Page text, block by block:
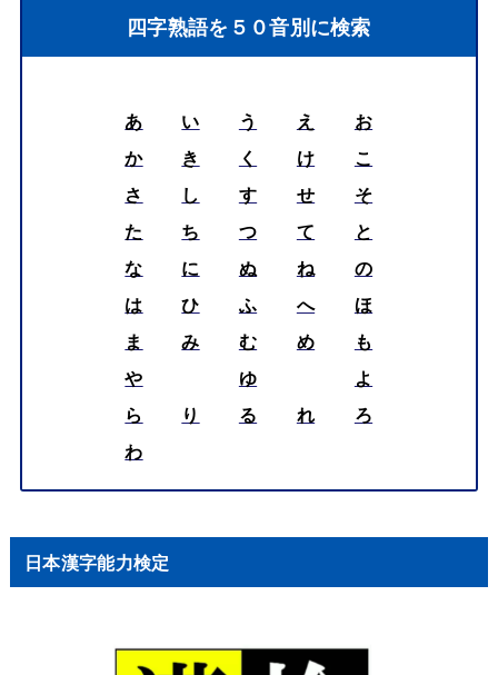
四字熟語を５０音別に検索
あ い う え
お
か
き く け
こ
さ
し す せ
そ
た
ち つ て
と
な
に ぬ ね
の
は
ひ ふ へ
ほ
ま
み む め
も
や
ゆ
よ
ら
り る れ
ろ
わ
日本漢字能力検定